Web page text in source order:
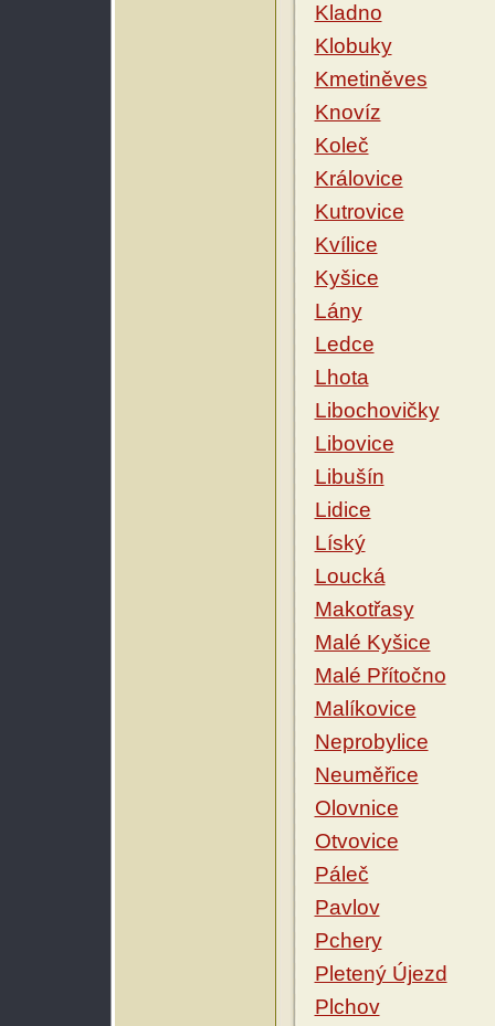
Kladno
Klobuky
Kmetiněves
Knovíz
Koleč
Královice
Kutrovice
Kvílice
Kyšice
Lány
Ledce
Lhota
Libochovičky
Libovice
Libušín
Lidice
Líský
Loucká
Makotřasy
Malé Kyšice
Malé Přítočno
Malíkovice
Neprobylice
Neuměřice
Olovnice
Otvovice
Páleč
Pavlov
Pchery
Pletený Újezd
Plchov